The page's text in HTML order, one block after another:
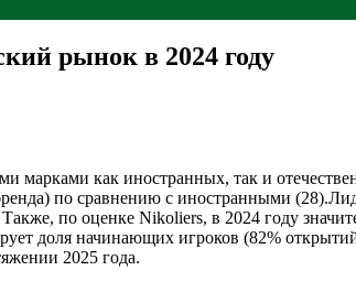
рынок в 2024 году
марками как иностранных, так и
по сравнению с иностранными
по оценке Nikoliers, в 2024 году
доля начинающих игроков (82%
2025 года.